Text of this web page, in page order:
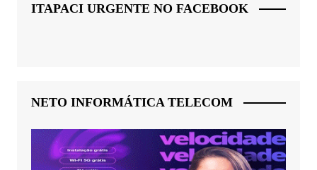
ITAPACI URGENTE NO FACEBOOK
NETO INFORMÁTICA TELECOM